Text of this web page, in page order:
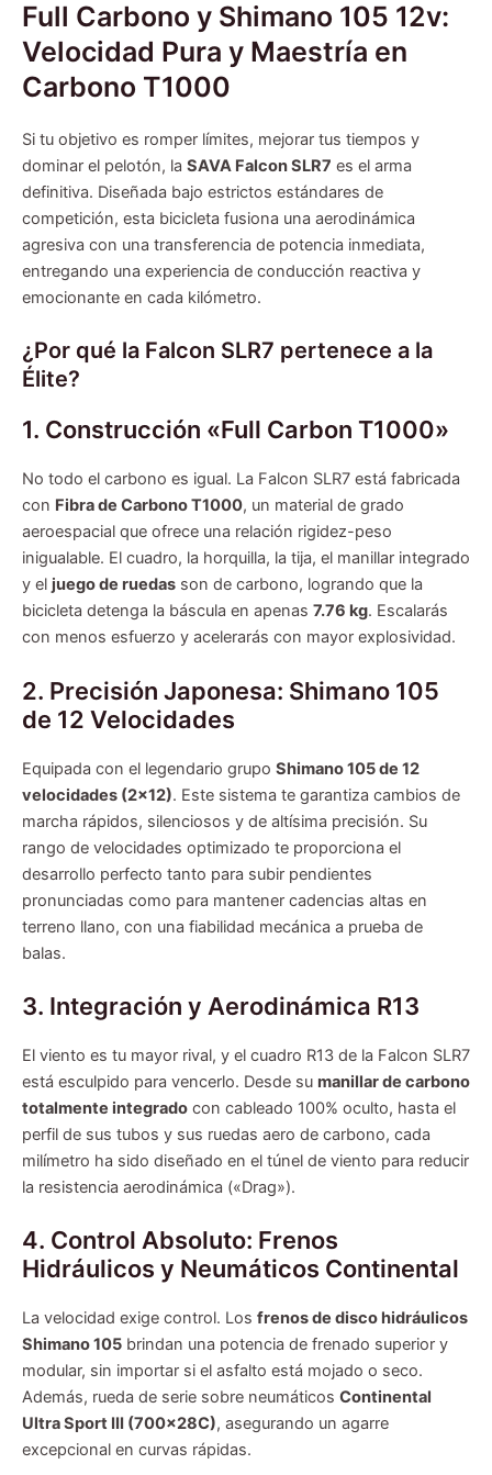
Full Carbono y Shimano 105 12v:
Velocidad Pura y Maestría en
Carbono T1000
Si tu objetivo es romper límites, mejorar tus tiempos y
dominar el pelotón, la SAVA Falcon SLR7 es el arma
definitiva. Diseñada bajo estrictos estándares de
competición, esta bicicleta fusiona una aerodinámica
agresiva con una transferencia de potencia inmediata,
entregando una experiencia de conducción reactiva y
emocionante en cada kilómetro.
¿Por qué la Falcon SLR7 pertenece a la
Élite?
1. Construcción «Full Carbon T1000»
No todo el carbono es igual. La Falcon SLR7 está fabricada
con Fibra de Carbono T1000, un material de grado
aeroespacial que ofrece una relación rigidez-peso
inigualable. El cuadro, la horquilla, la tija, el manillar integrado
y el juego de ruedas son de carbono, logrando que la
bicicleta detenga la báscula en apenas 7.76 kg. Escalarás
con menos esfuerzo y acelerarás con mayor explosividad.
2. Precisión Japonesa: Shimano 105
de 12 Velocidades
Equipada con el legendario grupo Shimano 105 de 12
velocidades (2×12). Este sistema te garantiza cambios de
marcha rápidos, silenciosos y de altísima precisión. Su
rango de velocidades optimizado te proporciona el
desarrollo perfecto tanto para subir pendientes
pronunciadas como para mantener cadencias altas en
terreno llano, con una fiabilidad mecánica a prueba de
balas.
3. Integración y Aerodinámica R13
El viento es tu mayor rival, y el cuadro R13 de la Falcon SLR7
está esculpido para vencerlo. Desde su manillar de carbono
totalmente integrado con cableado 100% oculto, hasta el
perfil de sus tubos y sus ruedas aero de carbono, cada
milímetro ha sido diseñado en el túnel de viento para reducir
la resistencia aerodinámica («Drag»).
4. Control Absoluto: Frenos
Hidráulicos y Neumáticos Continental
La velocidad exige control. Los frenos de disco hidráulicos
Shimano 105 brindan una potencia de frenado superior y
modular, sin importar si el asfalto está mojado o seco.
Además, rueda de serie sobre neumáticos Continental
Ultra Sport III (700x28C), asegurando un agarre
excepcional en curvas rápidas.